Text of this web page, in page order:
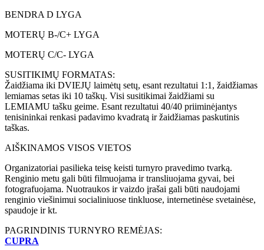
BENDRA D LYGA
MOTERŲ B-/C+ LYGA
MOTERŲ C/C- LYGA
SUSITIKIMŲ FORMATAS:
Žaidžiama iki DVIEJŲ laimėtų setų, esant rezultatui 1:1, žaidžiamas
lemiamas setas iki 10 taškų. Visi susitikimai žaidžiami su
LEMIAMU tašku geime. Esant rezultatui 40/40 priiminėjantys
tenisininkai renkasi padavimo kvadratą ir žaidžiamas paskutinis
taškas.
AIŠKINAMOS VISOS VIETOS
Organizatoriai pasilieka teisę keisti turnyro pravedimo tvarką.
Renginio metu gali būti filmuojama ir transliuojama gyvai, bei
fotografuojama. Nuotraukos ir vaizdo įrašai gali būti naudojami
renginio viešinimui socialiniuose tinkluose, internetinėse svetainėse,
spaudoje ir kt.
PAGRINDINIS TURNYRO REMĖJAS:
CUPRA